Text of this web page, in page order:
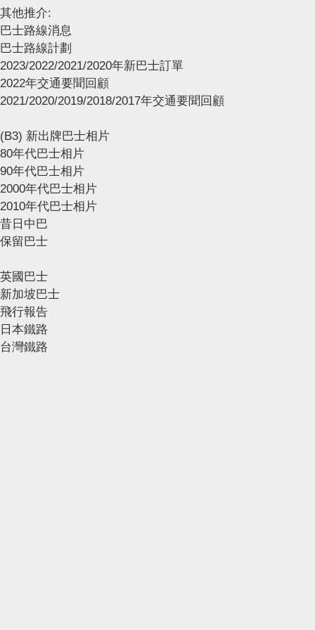
其他推介:
巴士路線消息
巴士路線計劃
2023/2022/2021/2020年新巴士訂單
2022年交通要聞回顧
2021/2020/2019/2018/2017年交通要聞回顧
(B3) 新出牌巴士相片
80年代巴士相片
90年代巴士相片
2000年代巴士相片
2010年代巴士相片
昔日中巴
保留巴士
英國巴士
新加坡巴士
飛行報告
日本鐵路
台灣鐵路